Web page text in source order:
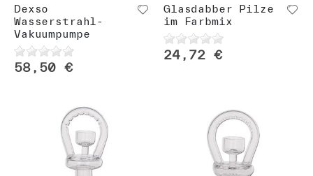
Dexso
Wasserstrahl-
Vakuumpumpe
58,50 €
Glasdabber Pilze
im Farbmix
24,72 €